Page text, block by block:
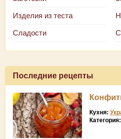
Изделия из теста
Сладости
Последние рецепты
Кухня:
Категория: